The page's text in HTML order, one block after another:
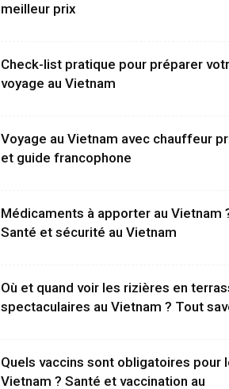
meilleur prix
Check-list pratique pour préparer
voyage au Vietnam
Voyage au Vietnam avec chauffeur
et guide francophone
Médicaments à apporter au Vietnam
Santé et sécurité au Vietnam
Où et quand voir les rizières en
spectaculaires au Vietnam ? Tout
Quels vaccins sont obligatoires pour
Vietnam ? Santé et vaccination au